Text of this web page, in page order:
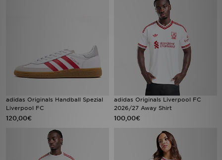
adidas Originals Handball Spezial
Liverpool FC
120,00€
adidas Originals Liverpool FC
2026/27 Away Shirt
100,00€